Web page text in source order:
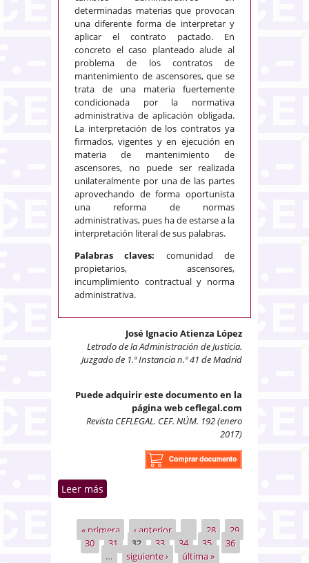
determinadas materias que provocan
una diferente forma de interpretar y
aplicar el contrato pactado. En
concreto el caso planteado alude al
problema de los contratos de
mantenimiento de ascensores, que se
trata de una materia fuertemente
condicionada por la normativa
administrativa de aplicación obligada.
La interpretación de los contratos ya
firmados, vigentes y en ejecución en
materia de mantenimiento de
ascensores, no puede ser realizada
unilateralmente por una de las partes
aprovechando de forma oportunista
una reforma de normas
administrativas, pues ha de estarse a la
interpretación literal de sus palabras.
Palabras claves: comunidad de
propietarios, ascensores,
incumplimiento contractual y norma
administrativa.
José Ignacio Atienza López
Letrado de la Administración de Justicia.
Juzgado de 1.ª Instancia n.º 41 de Madrid
Puede adquirir este documento en la
página web ceflegal.com
Revista CEFLEGAL. CEF. NÚM. 192 (enero
2017)
Leer más
mantenimiento por cambio en
normas administrativas
Páginas
« primera ‹ anterior 28
29
30
31 32 33 34 35
36
…
siguiente › última »